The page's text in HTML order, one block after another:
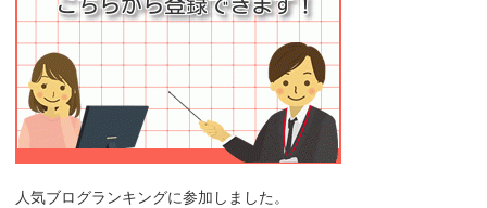
人気ブログランキングに参加しました。